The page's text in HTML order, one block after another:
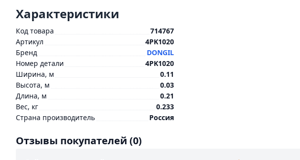
Характеристики
Код товара
714767
Артикул
4PK1020
Бренд
DONGIL
Номер детали
4PK1020
Ширина, м
0.11
Высота, м
0.03
Длина, м
0.21
Вес, кг
0.233
Страна производитель
Россия
Отзывы покупателей (0)